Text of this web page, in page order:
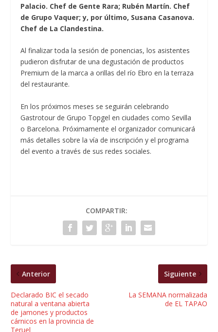
Palacio. Chef de Gente Rara; Rubén Martín. Chef
de Grupo Vaquer; y, por último, Susana Casanova.
Chef de La Clandestina.
Al finalizar toda la sesión de ponencias, los asistentes
pudieron disfrutar de una degustación de productos
Premium de la marca a orillas del río Ebro en la terraza
del restaurante.
En los próximos meses se seguirán celebrando
Gastrotour de Grupo Topgel en ciudades como Sevilla
o Barcelona. Próximamente el organizador comunicará
más detalles sobre la vía de inscripción y el programa
del evento a través de sus redes sociales.
COMPARTIR:
Anterior
Declarado BIC el secado
natural a ventana abierta
de jamones y productos
cárnicos en la provincia de
Teruel
Siguiente
La SEMANA normalizada
de EL TAPAO